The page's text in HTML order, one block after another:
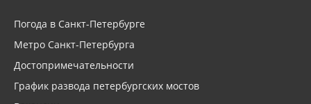
Погода в Санкт-Петербурге
Метро Санкт-Петербурга
Достопримечательности
График развода петербургских мостов